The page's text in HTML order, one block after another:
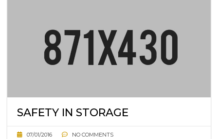
SAFETY IN STORAGE
07/01/2016 NO COMMENTS